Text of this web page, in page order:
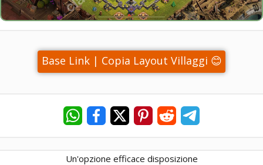
Base Link | Copia Layout Villaggi 😊
Un'opzione efficace disposizione